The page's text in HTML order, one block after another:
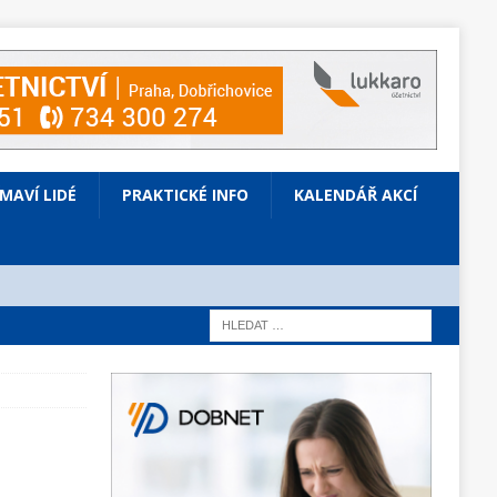
LIDÉ PRAKTICKÉ INFO KALENDÁŘ AKCÍ